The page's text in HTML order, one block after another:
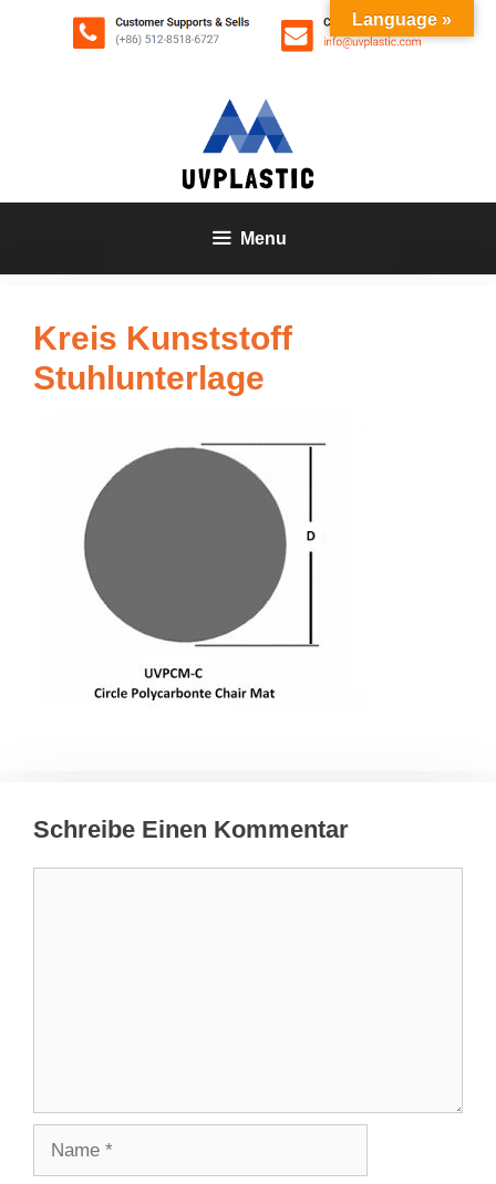
Menu
Kreis Kunststoff
Stuhlunterlage
Schreibe Einen Kommentar
Language »